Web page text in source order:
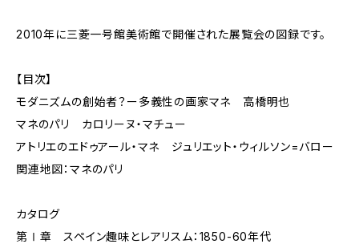
2010年に三菱一号館美術館で開催された展覧会の図録です。
【目次】
モダニズムの創始者？ー多義性の画家マネ 高橋明也
マネのパリ カロリーヌ・マチュー
アトリエのエドゥアール・マネ ジュリエット・ウィルソン=バロー
関連地図：マネのパリ
カタログ
第Ⅰ章 スペイン趣味とレアリスム：1850-60年代